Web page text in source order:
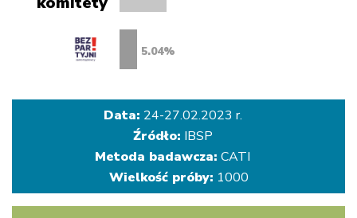
Data: 24-27.02.2023 r.
Źródło: IBSP
Metoda badawcza: CATI
Wielkość próby: 1000